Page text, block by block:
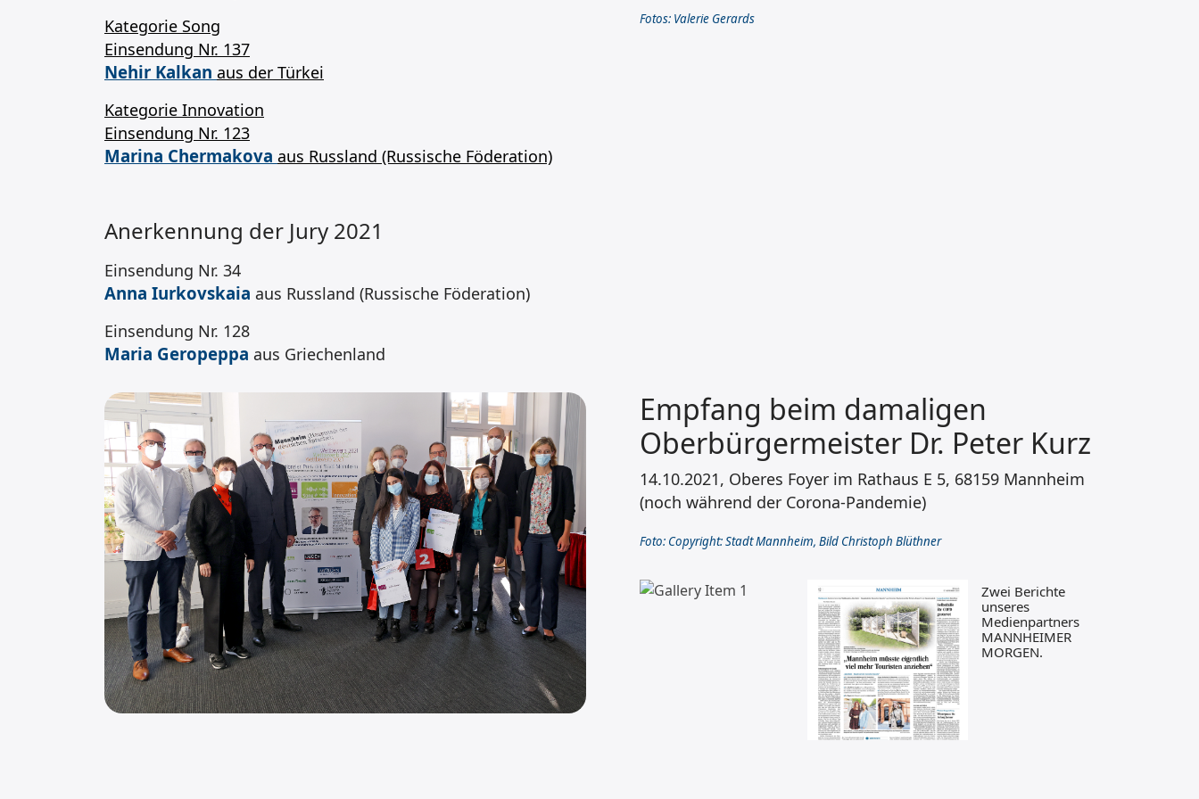
Kategorie Song
Einsendung Nr. 137
Nehir Kalkan aus der Türkei
Kategorie Innovation
Einsendung Nr. 123
Marina Chermakova aus Russland (Russische Föderation)
Anerkennung der Jury 2021
Einsendung Nr. 34
Anna Iurkovskaia aus Russland (Russische Föderation)
Einsendung Nr. 128
Maria Geropeppa aus Griechenland
Fotos: Valerie Gerards
Empfang beim damaligen
Oberbürgermeister Dr. Peter Kurz
14.10.2021, Oberes Foyer im Rathaus E 5, 68159 Mannheim
(noch während der Corona-Pandemie)
Foto: Copyright: Stadt Mannheim, Bild Christoph Blüthner
Zwei Berichte
unseres
Medienpartners
MANNHEIMER
MORGEN.